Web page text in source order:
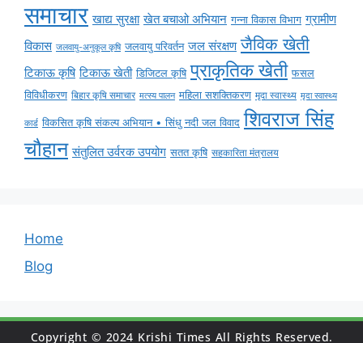
समाचार खाद्य सुरक्षा खेत बचाओ अभियान गन्ना विकास विभाग ग्रामीण
विकास जलवायु-अनुकूल कृषि जलवायु परिवर्तन जल संरक्षण जैविक खेती
टिकाऊ कृषि टिकाऊ खेती डिजिटल कृषि प्राकृतिक खेती फसल
विविधीकरण बिहार कृषि समाचार मत्स्य पालन महिला सशक्तिकरण मृदा स्वास्थ्य मृदा स्वास्थ्य
कार्ड विकसित कृषि संकल्प अभियान • सिंधु नदी जल विवाद शिवराज सिंह
चौहान संतुलित उर्वरक उपयोग सतत कृषि सहकारिता मंत्रालय
Home
Blog
Copyright © 2024 Krishi Times All Rights Reserved.